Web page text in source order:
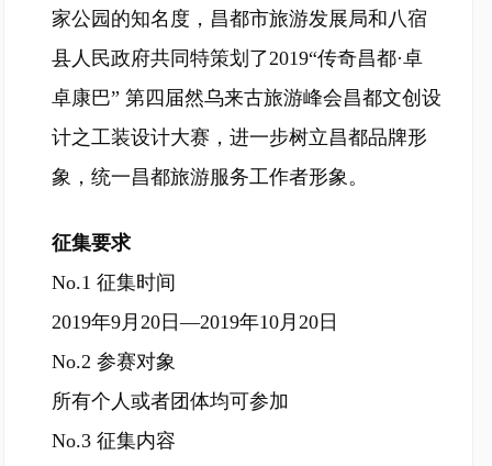
家公园的知名度，昌都市旅游发展局和八宿
县人民政府共同特策划了2019“传奇昌都·卓
卓康巴” 第四届然乌来古旅游峰会昌都文创设
计之工装设计大赛，进一步树立昌都品牌形
象，统一昌都旅游服务工作者形象。
征集要求
No.1 征集时间
2019年9月20日—2019年10月20日
No.2 参赛对象
所有个人或者团体均可参加
No.3 征集内容